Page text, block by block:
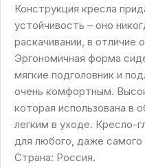
Конструкция кресла
устойчивость – оно
раскачивании, в отличие
Эргономичная форма
мягкие подголовник и
очень комфортным.
которая использована в
легким в уходе. Кресло-
для любого, даже самого
Страна: Россия.